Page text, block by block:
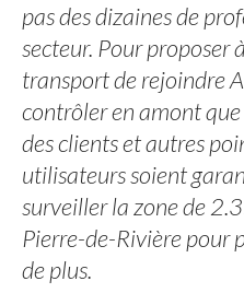
pas des dizaines de
secteur. Pour proposer
transport de rejoindre
contrôler en amont
des clients et autres
utilisateurs soient
surveiller la zone de
Pierre-de-Rivière pour
de plus.